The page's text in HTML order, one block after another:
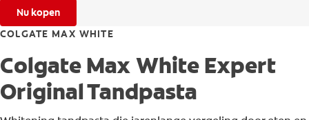
Nu kopen
COLGATE MAX WHITE
Colgate Max White Expert
Original Tandpasta